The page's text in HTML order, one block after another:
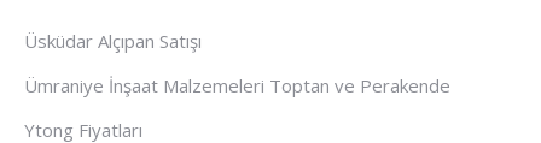
Üsküdar Alçıpan Satışı
Ümraniye İnşaat Malzemeleri Toptan ve Perakende
Ytong Fiyatları